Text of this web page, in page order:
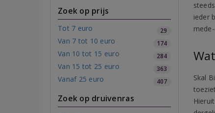
Zoek op prijs
Tot 7 euro 29
Van 7 tot 10 euro 174
Van 10 tot 15 euro 284
Van 15 tot 25 euro 363
Vanaf 25 euro 407
Zoek op druivenras
ieder
Skal